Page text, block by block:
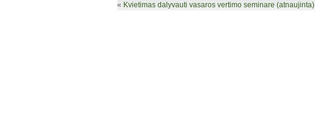
« Kvietimas dalyvauti vasaros vertimo seminare (atnaujinta)